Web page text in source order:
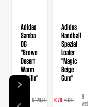
Adidas
Samba
OG
"Brown
Desert
Warm
Vanilla"
€ 129,99
14
webshops
Adidas
Handball
Spezial
Loafer
"Magic
Beige
Gum"
€ 78 € 120
9